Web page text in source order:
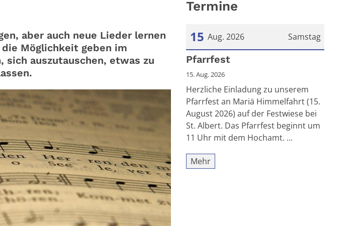
aber auch neue Lieder lernen
Möglichkeit geben im
sich auszutauschen, etwas zu
Termine
Samstag
15 Aug. 2026
Datum: 15. August 2026
Pfarrfest
15. Aug. 2026
Herzliche Einladung zu unserem
Pfarrfest an Mariä Himmelfahrt (15.
August 2026) auf der Festwiese bei
St. Albert. Das Pfarrfest beginnt um
11 Uhr mit dem Hochamt. ...
Mehr